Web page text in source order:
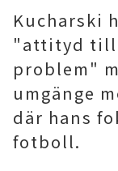
Kucharski
"attityd till
problem"
umgänge
där hans
fotboll.